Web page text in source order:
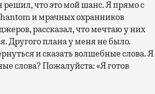
что это мой шанс. Я прямо с
и мрачных охранников
рассказал, что мечтаю у них
Другого плана у меня не было.
и сказать волшебные слова. Я
слова? Пожалуйста: «Я готов